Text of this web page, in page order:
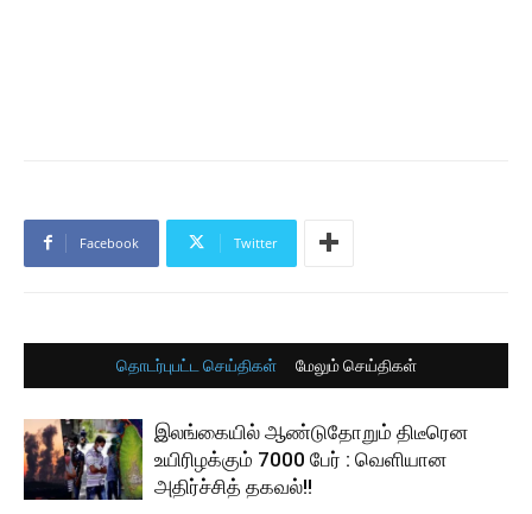
Facebook Twitter
தொடர்புபட்ட செய்திகள் மேலும் செய்திகள்
இலங்கையில் ஆண்டுதோறும் திடீரென
உயிரிழக்கும் 7000 பேர் : வெளியான
அதிர்ச்சித் தகவல்!!